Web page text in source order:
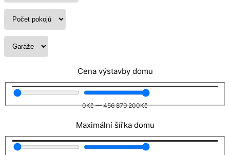
Cena výstavby domu
0Kč—456 879 200Kč
Maximální šířka domu